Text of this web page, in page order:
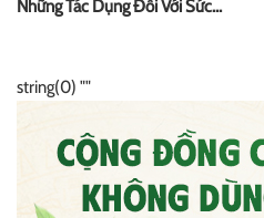
Những Tác Dụng Đối Với Sức
string(0) ""